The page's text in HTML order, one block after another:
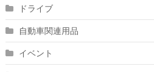
ドライブ
自動車関連用品
イベント